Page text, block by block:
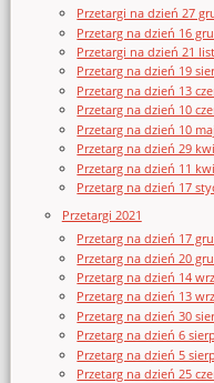
Przetargi na dzień 27
Przetarg na dzień 16
Przetargi na dzień 21
Przetarg na dzień 19
Przetarg na dzień 13
Przetarg na dzień 10
Przetarg na dzień 10
Przetarg na dzień 29
Przetarg na dzień 11
Przetarg na dzień 17
Przetargi 2021
Przetarg na dzień 17
Przetarg na dzień 20
Przetarg na dzień 14
Przetarg na dzień 13
Przetarg na dzień 30
Przetarg na dzień 6
Przetarg na dzień 5
Przetarg na dzień 25